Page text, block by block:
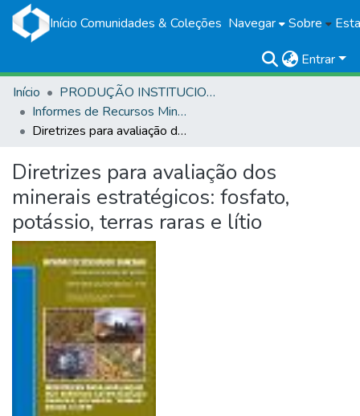
Início Comunidades & Coleções Navegar Sobre
Entrar
Início
PRODUÇÃO INSTITUCIONAL
Informes de Recursos Minerais
Diretrizes para avaliação dos minerais estratégicos: fosfato, potássio, terras raras e lítio
Diretrizes para avaliação dos
minerais estratégicos: fosfato,
potássio, terras raras e lítio